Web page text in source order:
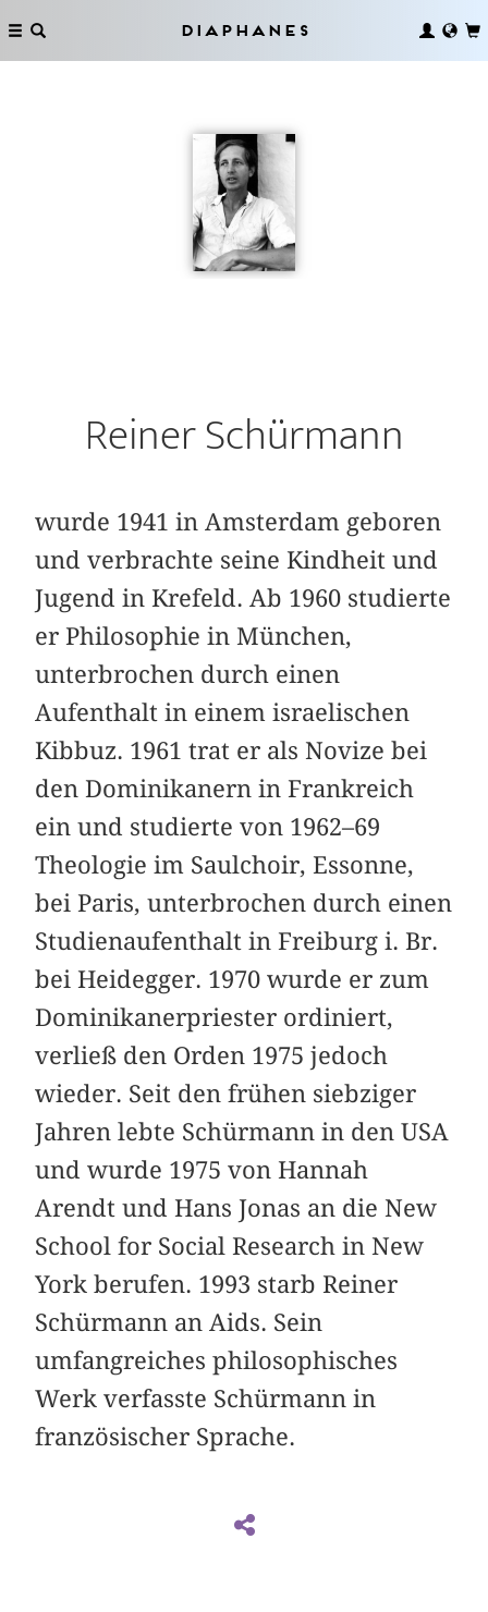
Diaphanes
Reiner Schürmann
wurde 1941 in Amsterdam geboren
und ver­brachte seine Kindheit und
Jugend in Krefeld. Ab 1960 studierte
er Philosophie in München,
unterbrochen durch einen
Aufenthalt in einem israelischen
Kibbuz. 1961 trat er als Novize bei
den Dominikanern in Frankreich
ein und studierte von 1962–69
Theologie im Saulchoir, Essonne,
bei Paris, unterbrochen durch einen
Studienaufenthalt in Freiburg i. Br.
bei Heidegger. 1970 wurde er zum
Dominikanerpriester ordiniert,
verließ den Orden 1975 jedoch
wieder. Seit den frühen siebziger
Jahren lebte Schürmann in den USA
und wurde 1975 von Hannah
Arendt und Hans Jonas an die New
School for Social Research in New
York berufen. 1993 starb Reiner
Schürmann an Aids. Sein
umfangreiches philosophisches
Werk verfasste Schürmann in
französischer Sprache.